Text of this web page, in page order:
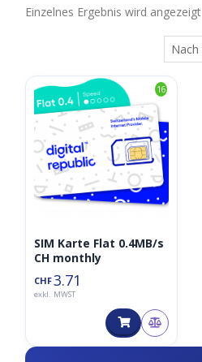
Einzelnes Ergebnis wird angezeigt
16
SIM Karte Flat 0.4MB/s
CH monthly
CHF3.71
exkl. MWST